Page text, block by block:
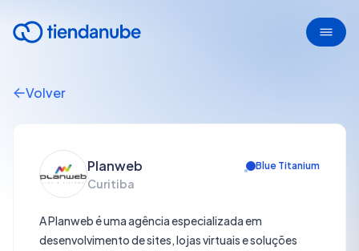
Volver
Planweb Blue Titanium
Curitiba
A Planweb é uma agência especializada em
desenvolvimento de sites, lojas virtuais e soluções